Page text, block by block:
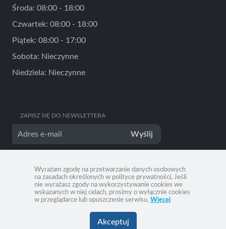
Wyrażam zgodę na przetwarzanie danych osobowych
na zasadach określonych w polityce prywatności, Jeśli
nie wyrażasz zgody na wykorzystywanie cookies we
wskazanych w niej celach, prosimy o wyłącznie cookies
w przeglądarce lub opuszczenie serwisu. Więcej
Akceptuj
ZAPISZ SIĘ DO NEWSLETTERA
Wyślij
Środa: 08:00 - 18:00
Czwartek: 08:00 - 18:00
Piątek: 08:00 - 17:00
Sobota: Nieczynne
Niedziela: Nieczynne